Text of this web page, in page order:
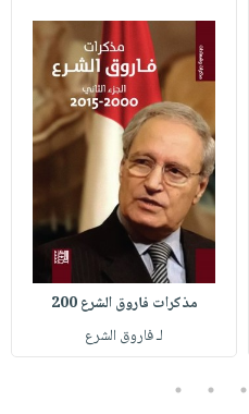
مذكرات فاروق الشرع 200
لـ فاروق الشرع
3
4
5